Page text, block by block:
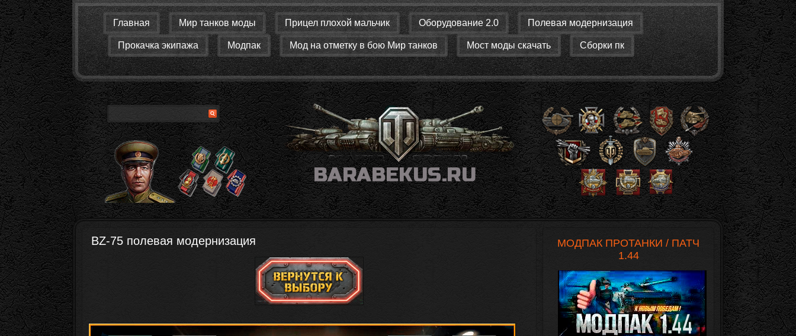
Главная Мир танков моды Прицел плохой мальчик Оборудование 2.0 Полевая модернизация
Прокачка экипажа Модпак Мод на отметку в бою Мир танков Мост моды скачать Сборки пк
BZ-75 полевая модернизация
МОДПАК ПРОТАНКИ / ПАТЧ
1.44